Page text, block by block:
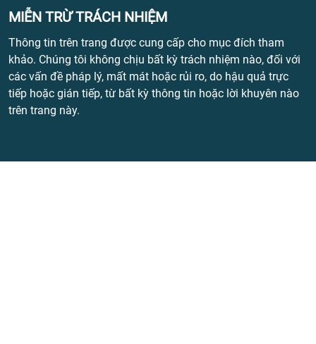
MIỄN TRỪ TRÁCH NHIỆM
Thông tin trên trang được cung cấp cho mục đích tham
khảo. Chúng tôi không chịu bất kỳ trách nhiệm nào, đối với
các vấn đề pháp lý, mất mát hoặc rủi ro, do hậu quả trực
tiếp hoặc gián tiếp, từ bất kỳ thông tin hoặc lời khuyên nào
trên trang này.